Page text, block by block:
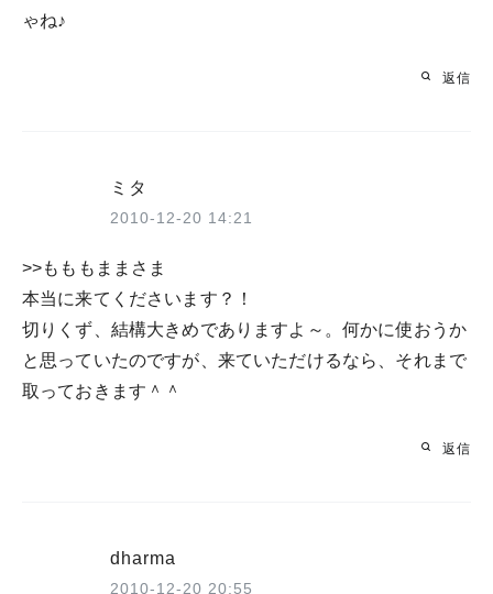
ゃね♪
返信
ミタ
2010-12-20 14:21
>>もももままさま
本当に来てくださいます？！
切りくず、結構大きめでありますよ～。何かに使おうか
と思っていたのですが、来ていただけるなら、それまで
取っておきます＾＾
返信
dharma
2010-12-20 20:55